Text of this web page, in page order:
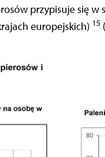
przypisuje się w
europejskich) 15